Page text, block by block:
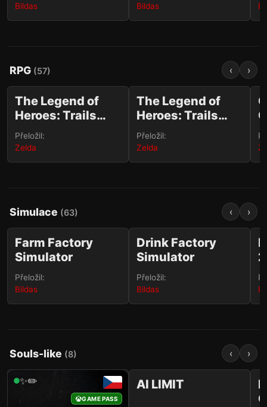
Bildas
Bildas
RPG (57) ‹ ›
✨
STEAM
The Legend of
Heroes: Trails
beyond the
Horizon
Přeložil:
Zelda
✨
STEAM
30
The Legend of
Heroes: Trails
through Daybreak
II
Přeložil:
Zelda
Simulace (63) ‹ ›
✨✏️
Farm Factory
Simulator
Přeložil:
Bildas
✨✏️
Drink Factory
Simulator
Přeložil:
Bildas
2
Souls-like (8) ‹ ›
✨✏️
STEAM
✨✏️
168
AI LIMIT